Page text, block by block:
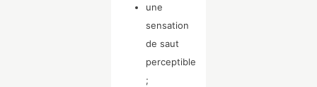
une
sensation
de saut
perceptible
;